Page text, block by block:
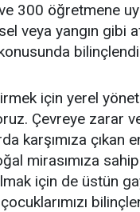
300 öğretmene
veya yangın gibi
için yerel
Çevreye zarar
karşımıza çıkan
mirasımıza sahip
için de üstün